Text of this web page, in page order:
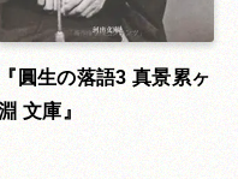
圓生の落語3 真景累ヶ
文庫